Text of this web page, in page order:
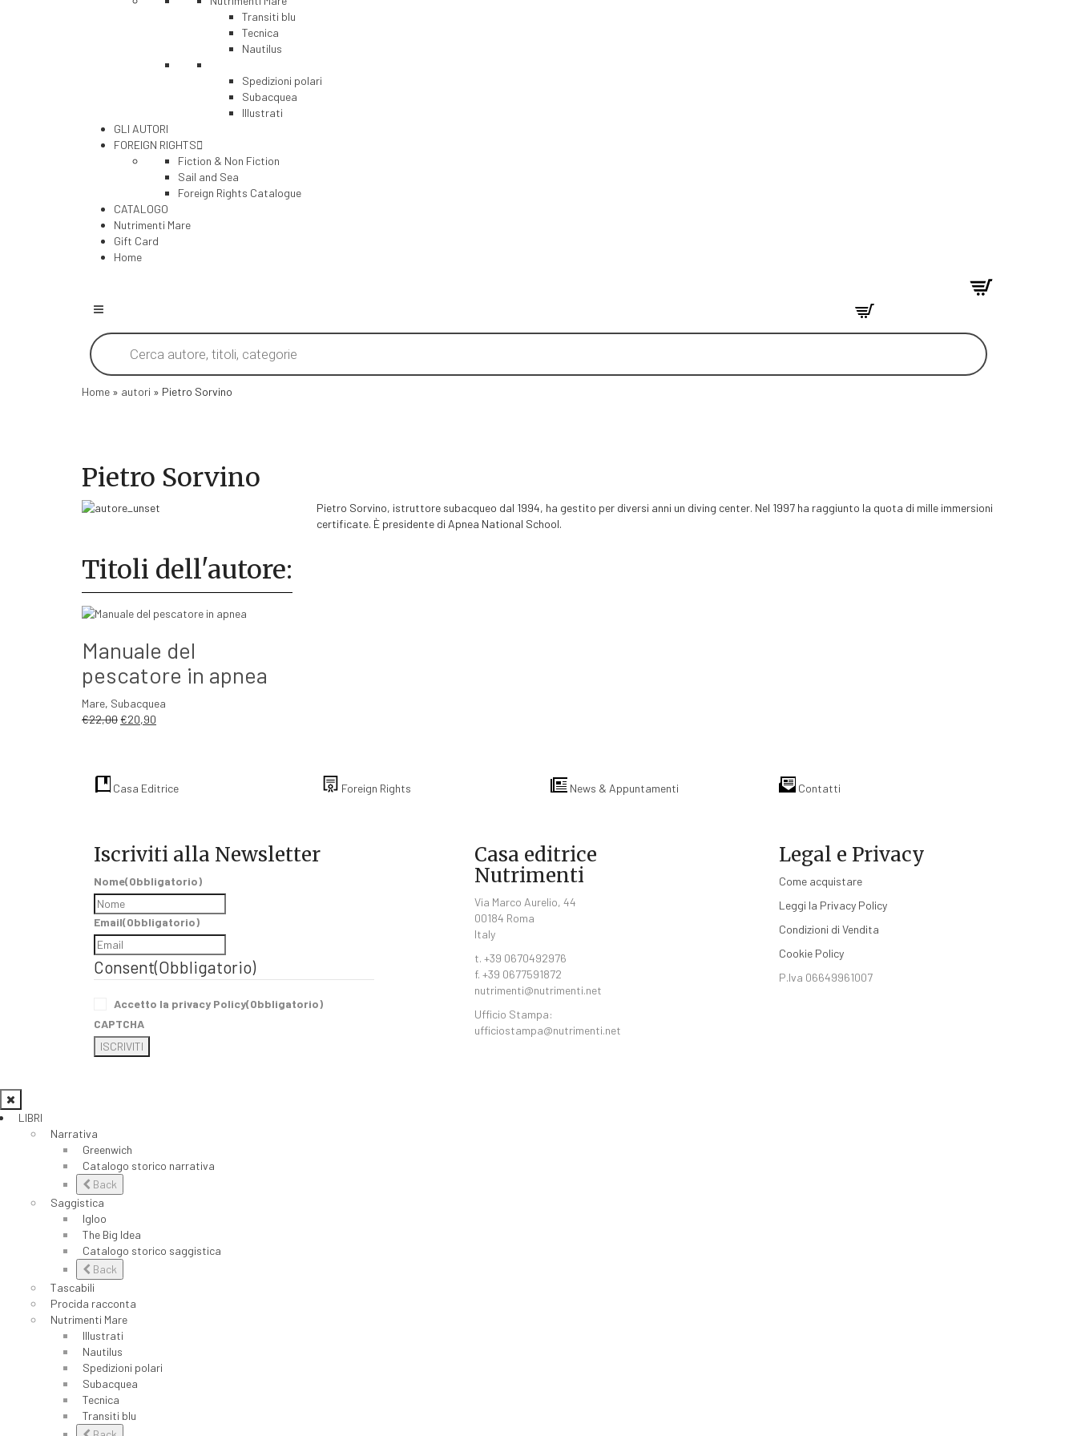
Transiti blu
Tecnica
Nautilus
Spedizioni polari
Subacquea
Illustrati
GLI AUTORI
FOREIGN RIGHTS
Fiction & Non Fiction
Sail and Sea
Foreign Rights Catalogue
CATALOGO
Nutrimenti Mare
Gift Card
Home
Products
search
Home » autori » Pietro Sorvino
Pietro Sorvino
Pietro Sorvino, istruttore subacqueo dal 1994, ha gestito per diversi anni un diving center. Nel 1997 ha raggiunto la quota di mille immersioni
certificate. È presidente di Apnea National School.
Titoli dell'autore:
Manuale del
pescatore in apnea
Mare, Subacquea
€22,00Il
€22,00.
€20,90
€20,90.
Casa Editrice Foreign Rights News & Appuntamenti Contatti
Iscriviti alla Newsletter
Nome(Obbligatorio)
Email(Obbligatorio)
Consent(Obbligatorio)
Accetto la privacy Policy(Obbligatorio)
CAPTCHA
Casa editrice
Nutrimenti
Via Marco Aurelio, 44
00184 Roma
Italy
t. +39 0670492976
f. +39 0677591872
nutrimenti@nutrimenti.net
Ufficio Stampa:
ufficiostampa@nutrimenti.net
Legal e Privacy
Come acquistare
Leggi la Privacy Policy
Condizioni di Vendita
Cookie Policy
P.Iva 06649961007
LIBRI
Narrativa
Greenwich
Catalogo storico narrativa
Back
Saggistica
Igloo
The Big Idea
Catalogo storico saggistica
Back
Tascabili
Procida racconta
Nutrimenti Mare
Illustrati
Nautilus
Spedizioni polari
Subacquea
Tecnica
Transiti blu